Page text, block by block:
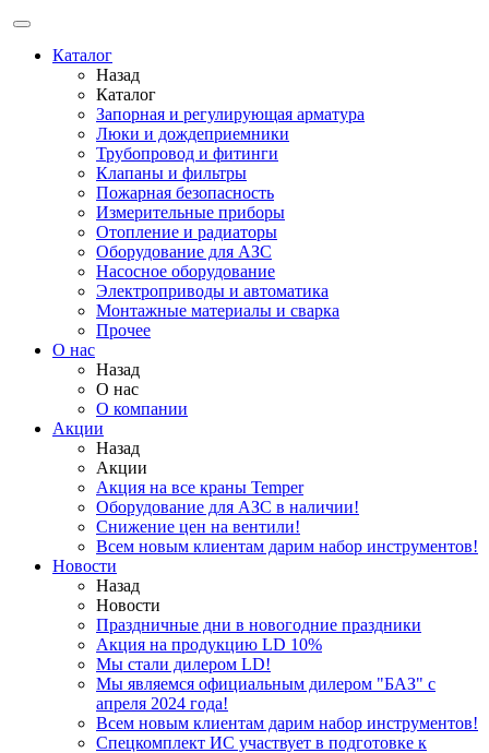
Каталог
Назад
Каталог
Запорная и регулирующая арматура
Люки и дождеприемники
Трубопровод и фитинги
Клапаны и фильтры
Пожарная безопасность
Измерительные приборы
Отопление и радиаторы
Оборудование для АЗС
Насосное оборудование
Электроприводы и автоматика
Монтажные материалы и сварка
Прочее
О нас
Назад
О нас
О компании
Акции
Назад
Акции
Акция на все краны Temper
Оборудование для АЗС в наличии!
Снижение цен на вентили!
Всем новым клиентам дарим набор инструментов!
Новости
Назад
Новости
Праздничные дни в новогодние праздники
Акция на продукцию LD 10%
Мы стали дилером LD!
Мы являемся официальным дилером "БАЗ" с
апреля 2024 года!
Всем новым клиентам дарим набор инструментов!
Спецкомплект ИС участвует в подготовке к